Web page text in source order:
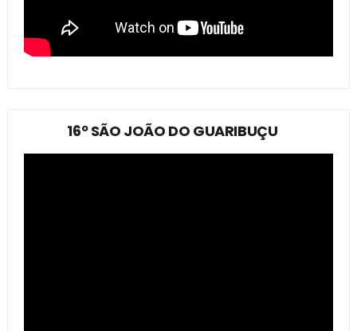
16º SÃO JOÃO DO GUARIBUÇU